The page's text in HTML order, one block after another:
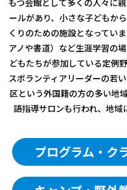
もつ会館として多くの人々に親
ールがあり、小さな子どもか
くりのための施設となっていま
アノや書道）など生涯学習の場
どもたちが参加している定例
スボランティアリーダーの若
区という外国籍の方の多い地
語指導サロンも行われ、地域
プログラム・ク